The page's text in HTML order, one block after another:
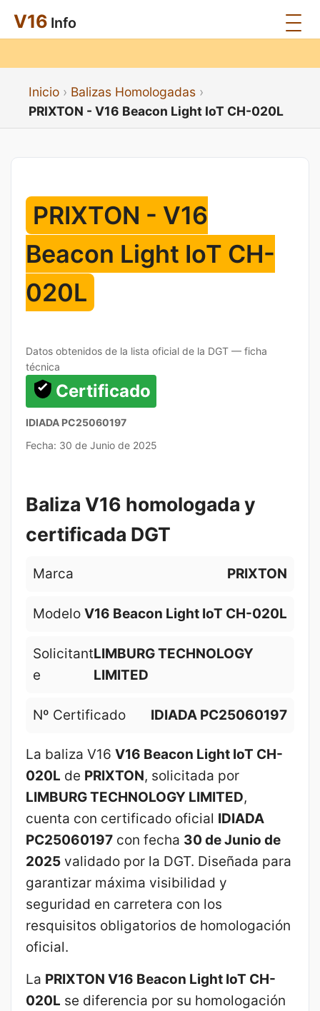
V16 Info
Inicio
Balizas Homologadas
PRIXTON - V16 Beacon Light IoT CH-020L
PRIXTON - V16
Beacon Light IoT CH-
020L
Datos obtenidos de la lista oficial de la DGT — ficha
técnica
Certificado
IDIADA PC25060197
Fecha: 30 de Junio de 2025
Baliza V16 homologada y
certificada DGT
Marca PRIXTON
Modelo V16 Beacon Light IoT CH-020L
Solicitant
e
LIMBURG TECHNOLOGY
LIMITED
Nº Certificado IDIADA PC25060197
La baliza V16 V16 Beacon Light IoT CH-
020L de PRIXTON, solicitada por
LIMBURG TECHNOLOGY LIMITED,
cuenta con certificado oficial IDIADA
PC25060197 con fecha 30 de Junio de
2025 validado por la DGT. Diseñada para
garantizar máxima visibilidad y
seguridad en carretera con los
resquisitos obligatorios de homologación
oficial.
La PRIXTON V16 Beacon Light IoT CH-
020L se diferencia por su homologación